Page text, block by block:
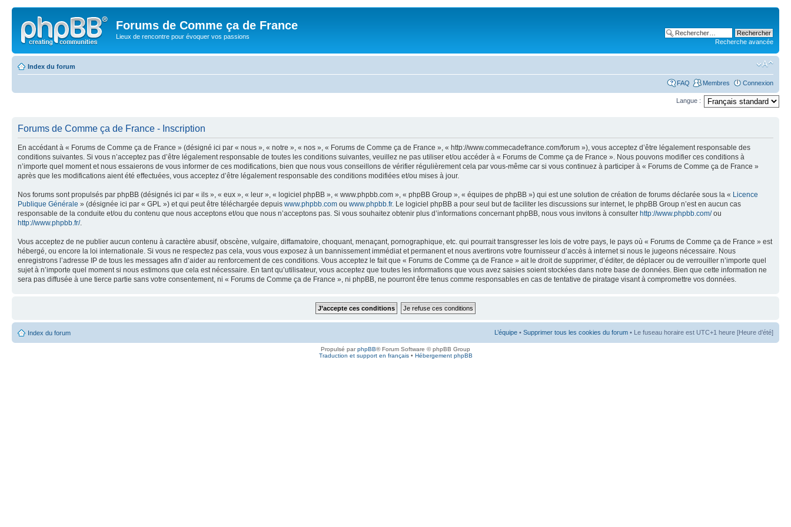
Forums de Comme ça de France
Lieux de rencontre pour évoquer vos passions
Recherche avancée
Index du forum
FAQ Membres Connexion
Langue :
Forums de Comme ça de France - Inscription
En accédant à « Forums de Comme ça de France » (désigné ici par « nous », « notre », « nos », « Forums de Comme ça de France », « http://www.commecadefrance.com/forum »), vous acceptez d’être légalement responsable des
conditions suivantes. Si vous n’acceptez pas d’être légalement responsable de toutes les conditions suivantes, veuillez ne pas utiliser et/ou accéder à « Forums de Comme ça de France ». Nous pouvons modifier ces conditions à
n’importe quel moment et nous essaierons de vous informer de ces modifications, bien que nous vous conseillons de vérifier régulièrement cela par vous-même car si vous continuez à participer à « Forums de Comme ça de France »
après que les modifications aient été effectuées, vous acceptez d’être légalement responsable des conditions modifiées et/ou mises à jour.
Nos forums sont propulsés par phpBB (désignés ici par « ils », « eux », « leur », « logiciel phpBB », « www.phpbb.com », « phpBB Group », « équipes de phpBB ») qui est une solution de création de forums déclarée sous la « Licence
Publique Générale » (désignée ici par « GPL ») et qui peut être téléchargée depuis www.phpbb.com ou www.phpbb.fr. Le logiciel phpBB a pour seul but de faciliter les discussions sur internet, le phpBB Group n’est en aucun cas
responsable de la conduite et/ou du contenu que nous acceptons et/ou que nous n’acceptons pas. Si vous souhaitez obtenir plus d’informations concernant phpBB, nous vous invitons à consulter http://www.phpbb.com/ou
http://www.phpbb.fr/.
Vous acceptez de ne publier aucun contenu à caractère abusif, obscène, vulgaire, diffamatoire, choquant, menaçant, pornographique, etc. qui pourrait transgresser les lois de votre pays, le pays où « Forums de Comme ça de France » est
hébergé, ou encore la loi internationale. Si vous ne respectez pas cela, vous vous exposez à un bannissement immédiat et permanent et nous avertirons votre fournisseur d’accès à internet si nous le jugeons nécessaire. Nous
enregistrons l’adresse IP de tous les messages afin d’aider au renforcement de ces conditions. Vous acceptez le fait que « Forums de Comme ça de France » ait le droit de supprimer, d’éditer, de déplacer ou de verrouiller n’importe quel
sujet à n’importe quel moment si nous estimons que cela est nécessaire. En tant qu’utilisateur, vous acceptez que toutes les informations que vous avez saisies soient stockées dans notre base de données. Bien que cette information ne
sera pas diffusée à une tierce partie sans votre consentement, ni « Forums de Comme ça de France », ni phpBB, ne pourront être tenus comme responsables en cas de tentative de piratage visant à compromettre vos données.
Index du forum L’équipe • Supprimer tous les cookies du forum • Le fuseau horaire est UTC+1 heure [Heure d’été]
Propulsé parphpBB® Forum Software © phpBB Group
Traduction et support en français• Hébergement phpBB